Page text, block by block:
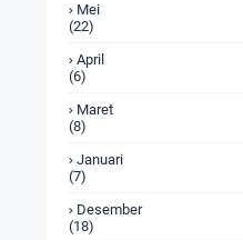
Mei
(22)
April
(6)
Maret
(8)
Januari
(7)
Desember
(18)